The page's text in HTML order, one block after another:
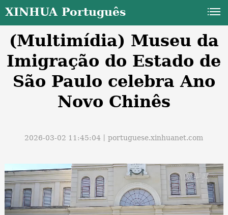
XINHUA Português
(Multimídia) Museu da
Imigração do Estado de
São Paulo celebra Ano
Novo Chinês
2026-03-02 11:45:04丨portuguese.xinhuanet.com